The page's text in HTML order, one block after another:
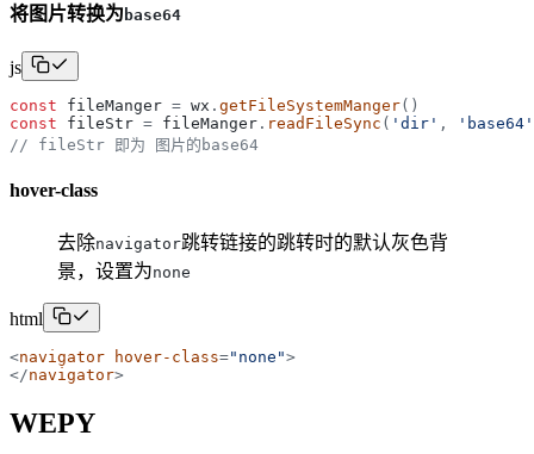
将图片转换为 base64
js
const fileManger = wx . getFileSystemManger( )
const
fileStr = fileManger . readFileSync ( ' dir ' , ' base64 '
// fileStr 即为 图片的base64
hover-class
去除navigator跳转链接的跳转时的默认灰色背
景，设置为none
html
<navigator hover- class=" none ">
</navigator>
WEPY